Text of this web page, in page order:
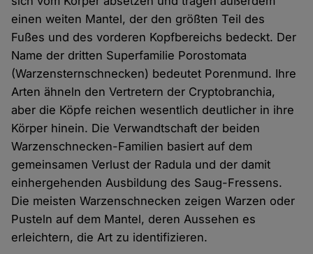
einen weiten Mantel, der den größten Teil des
Fußes und des vorderen Kopfbereichs bedeckt. Der
Name der dritten Superfamilie Porostomata
(Warzensternschnecken) bedeutet Porenmund. Ihre
Arten ähneln den Vertretern der Cryptobranchia,
aber die Köpfe reichen wesentlich deutlicher in ihre
Körper hinein. Die Verwandtschaft der beiden
Warzenschnecken-Familien basiert auf dem
gemeinsamen Verlust der Radula und der damit
einhergehenden Ausbildung des Saug-Fressens.
Die meisten Warzenschnecken zeigen Warzen oder
Pusteln auf dem Mantel, deren Aussehen es
erleichtern, die Art zu identifizieren.